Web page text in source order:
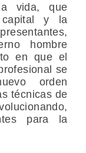
vida, que
capital y la
hombre
en que el
se
orden
técnicas de
para la